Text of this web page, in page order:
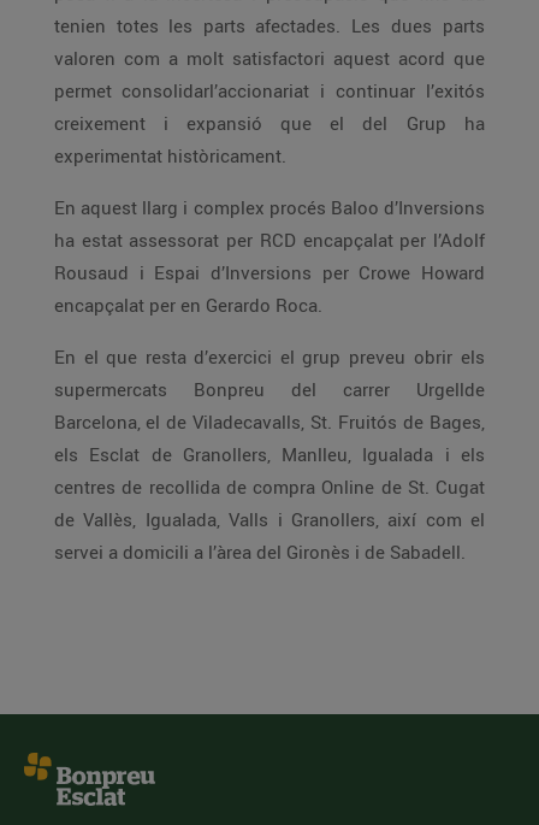
tenien totes les parts afectades. Les dues parts
valoren com a molt satisfactori aquest acord que
permet consolidarl’accionariat i continuar l’exitós
creixement i expansió que el del Grup ha
experimentat històricament.
En aquest llarg i complex procés Baloo d’Inversions
ha estat assessorat per RCD encapçalat per l’Adolf
Rousaud i Espai d’Inversions per Crowe Howard
encapçalat per en Gerardo Roca.
En el que resta d’exercici el grup preveu obrir els
supermercats Bonpreu del carrer Urgellde
Barcelona, el de Viladecavalls, St. Fruitós de Bages,
els Esclat de Granollers, Manlleu, Igualada i els
centres de recollida de compra Online de St. Cugat
de Vallès, Igualada, Valls i Granollers, així com el
servei a domicili a l’àrea del Gironès i de Sabadell.